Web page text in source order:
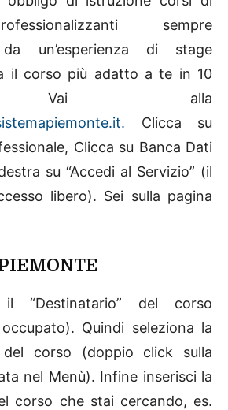
sempre
da un’esperienza di stage
il corso più adatto a te in 10
Vai alla
Clicca su
Clicca su Banca Dati
su “Accedi al Servizio” (il
libero). Sei sulla pagina
“Destinatario” del corso
Quindi seleziona la
del corso (doppio click sulla
nel Menù). Infine inserisci la
corso che stai cercando, es.